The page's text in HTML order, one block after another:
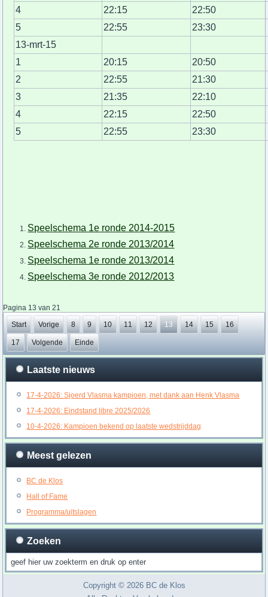
4
22:15
22:50
5
22:55
23:30
13-mrt-15
1
20:15
20:50
2
22:55
21:30
3
21:35
22:10
4
22:15
22:50
5
22:55 23:30
Speelschema 1e ronde 2014-2015
Speelschema 2e ronde 2013/2014
Speelschema 1e ronde 2013/2014
Speelschema 3e ronde 2012/2013
Pagina 13 van 21
Start
Vorige 8 9 10 11 12 13 14 15 16
17 Volgende Einde
Laatste nieuws
17-4-2026: Sjoerd Vlasma kampioen, met dank aan Henk Vlasma
17-4-2026: Eindstand libre 2025/2026
10-4-2026: Kampioen bekend op laatste wedstrijddag
Meest gelezen
BC de Klos
Hall of Fame
Programma/uitslagen
Zoeken
Copyright © 2026 BC de Klos